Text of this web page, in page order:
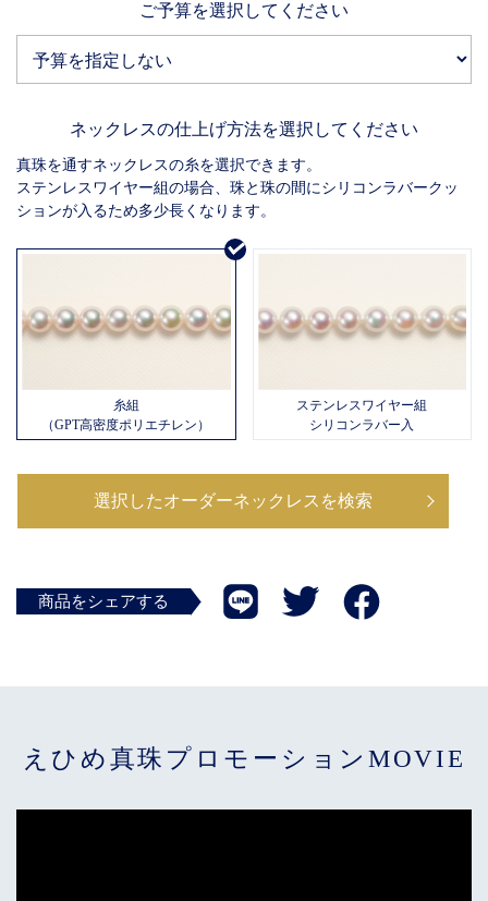
ご予算を選択してください
ネックレスの仕上げ方法を選択してください
真珠を通すネックレスの糸を選択できます。
ステンレスワイヤー組の場合、珠と珠の間にシリコンラバークッ
ションが入るため多少長くなります。
糸組
（GPT高密度ポリエチレン）
ステンレスワイヤー組
シリコンラバー入
選択したオーダーネックレスを検索
商品をシェアする
えひめ真珠プロモーションMOVIE